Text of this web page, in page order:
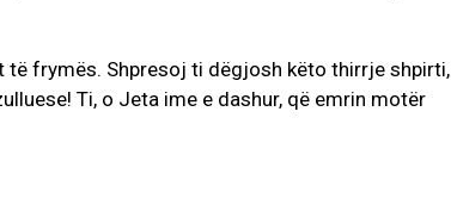
të frymës. Shpresoj ti dëgjosh këto thirrje shpirti,
Ti, o Jeta ime e dashur, që emrin motër